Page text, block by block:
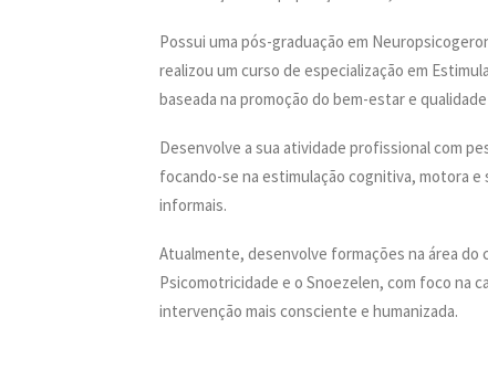
Possui uma pós-graduação em
realizou um curso de especialização em
baseada na promoção do bem-estar e
Desenvolve a sua atividade profissional com
focando-se na estimulação cognitiva, motora e
informais.
Atualmente, desenvolve formações na área do
Psicomotricidade e o Snoezelen, com foco na
intervenção mais consciente e humanizada.